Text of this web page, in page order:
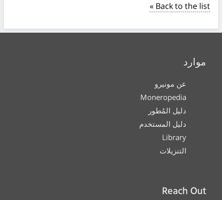
« Back to the list
موارد
عن مونيرو
Moneropedia
دليل المُطور
دليل المستخدم
Library
التنزيلات
Reach Out